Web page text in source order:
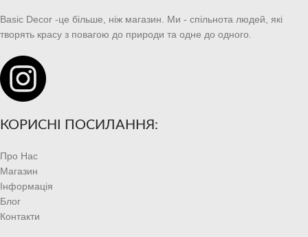
Basic Decor -це більше, ніж магазин. Ми - спільнота людей, які
творять красу з повагою до природи та одне до одного.
КОРИСНІ ПОСИЛАННЯ:
Про Нас
Магазин
Інформація
Блог
Контакти